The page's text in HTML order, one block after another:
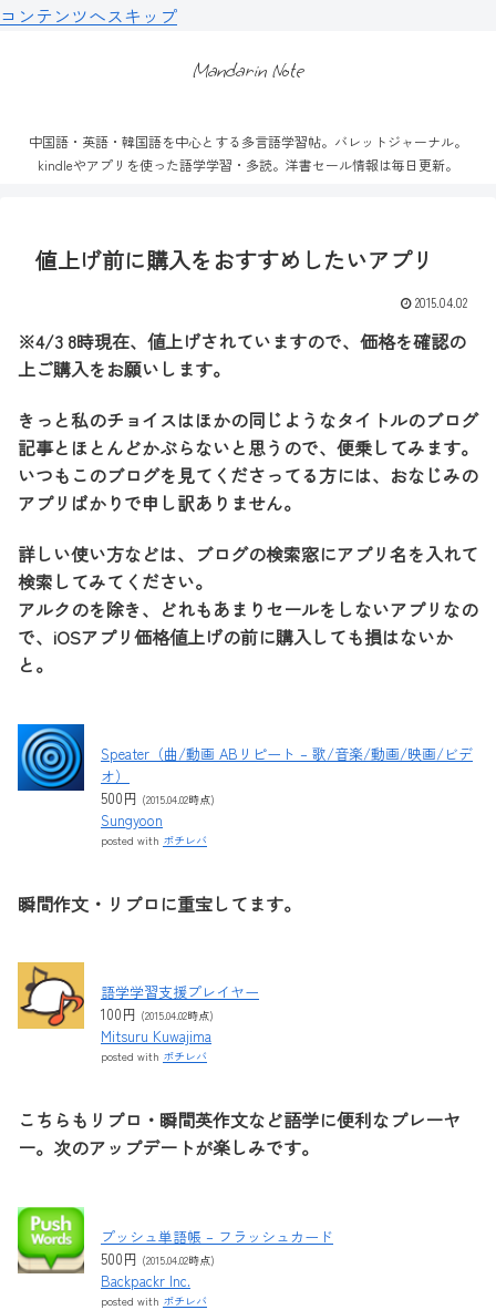
コンテンツへスキップ
Mandarin Note
中国語・英語・韓国語を中心とする多言語学習帖。バレットジャーナル。
kindleやアプリを使った語学学習・多読。洋書セール情報は毎日更新。
値上げ前に購入をおすすめしたいアプリ
2015.04.02
※4/3 8時現在、値上げされていますので、価格を確認の
上ご購入をお願いします。
きっと私のチョイスはほかの同じようなタイトルのブログ
記事とほとんどかぶらないと思うので、便乗してみます。
いつもこのブログを見てくださってる方には、おなじみの
アプリばかりで申し訳ありません。
詳しい使い方などは、ブログの検索窓にアプリ名を入れて
検索してみてください。
アルクのを除き、どれもあまりセールをしないアプリなの
で、iOSアプリ価格値上げの前に購入しても損はないか
と。
Speater（曲/動画 ABリピート – 歌/音楽/動画/映画/ビデ
オ）
500円 (2015.04.02時点)
Sungyoon
posted with ポチレバ
瞬間作文・リプロに重宝してます。
語学学習支援プレイヤー
100円 (2015.04.02時点)
Mitsuru Kuwajima
posted with ポチレバ
こちらもリプロ・瞬間英作文など語学に便利なプレーヤ
ー。次のアップデートが楽しみです。
プッシュ単語帳 – フラッシュカード
500円 (2015.04.02時点)
Backpackr Inc.
posted with ポチレバ